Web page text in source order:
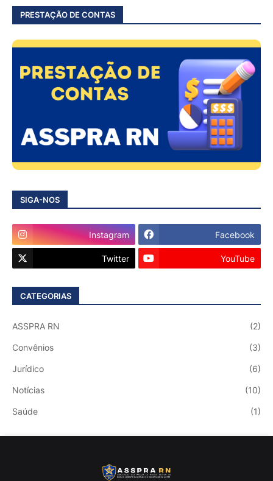
PRESTAÇÃO DE CONTAS
SIGA-NOS
Instagram Facebook
Twitter YouTube
CATEGORIAS
ASSPRA RN (2)
Convênios (3)
Jurídico (6)
Notícias (10)
Saúde (1)